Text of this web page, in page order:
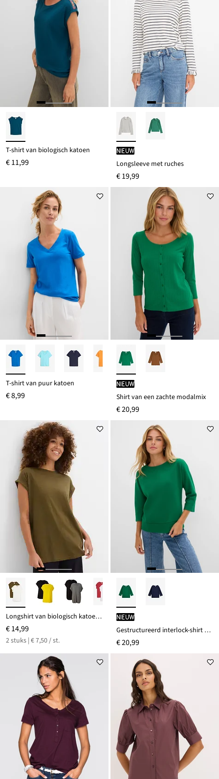
T-shirt van biologisch katoen
€ 11,99
Nieuw
Longsleeve met ruches
€ 19,99
T-shirt van puur katoen
€ 8,99
Nieuw
Shirt van een zachte modalmix
€ 20,99
Longshirt van biologisch katoen (set van 2)
€ 14,99
2 stuks | € 7,50 / st.
Nieuw
Gestructureerd interlock-shirt van een katoenmix
€ 20,99